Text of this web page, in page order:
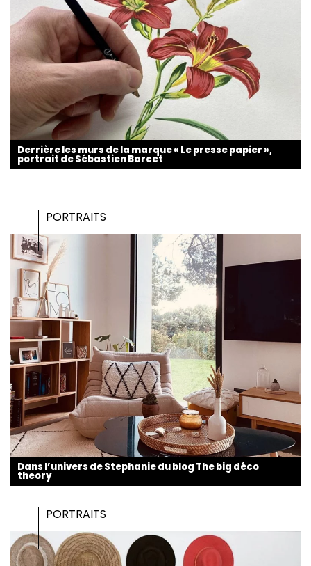
Derrière les murs de la marque « Le presse papier »,
portrait de Sébastien Barcet
PORTRAITS
Dans l’univers de Stephanie du blog The big déco
theory
PORTRAITS